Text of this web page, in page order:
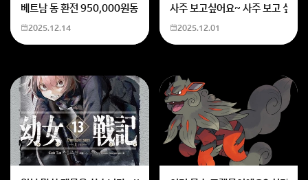
베트남 동 환전 950,000원동 한화 계산할때0하나 빼고 나누기 2하면
2025.12.14
사주 보고싶어요~ 사주 보고 싶
2025.12.01